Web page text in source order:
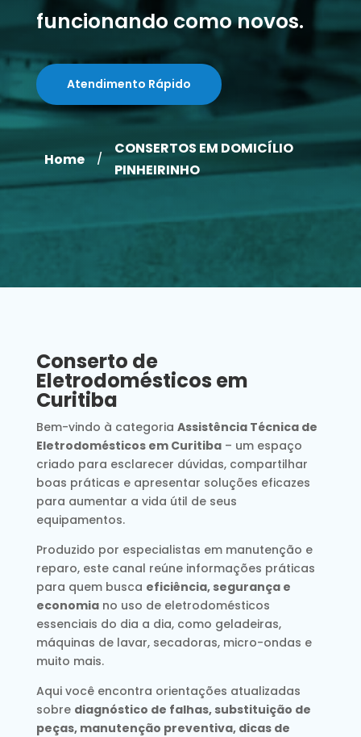
funcionando como novos.
Atendimento Rápido
Home /
CONSERTOS EM DOMICÍLIO
PINHEIRINHO
Conserto de
Eletrodomésticos em
Curitiba
Bem-vindo à categoria Assistência Técnica de
Eletrodomésticos em Curitiba– um espaço
criado para esclarecer dúvidas, compartilhar
boas práticas e apresentar soluções eficazes
para aumentar a vida útil de seus
equipamentos.
Produzido por especialistas em manutenção e
reparo, este canal reúne informações práticas
para quem busca eficiência, segurança e
economiano uso de eletrodomésticos
essenciais do dia a dia, como geladeiras,
máquinas de lavar, secadoras, micro-ondas e
muito mais.
Aqui você encontra orientações atualizadas
sobre diagnóstico de falhas, substituição de
peças, manutenção preventiva, dicas de